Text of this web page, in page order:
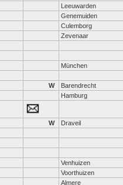
Leeuwarden
Genemuiden
Culemborg
Zevenaar
München
W Barendrecht
Hamburg
W Draveil
Venhuizen
Voorthuizen
Almere